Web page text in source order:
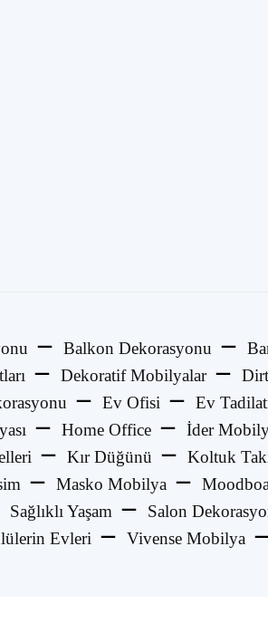
Balkon Dekorasyonu
Dekoratif Mobilyalar
Ev Ofisi Ev
Home Office İder
Kır Düğünü Koltuk
Masko Mobilya
Sağlıklı Yaşam Salon
Evleri Vivense Mobilya